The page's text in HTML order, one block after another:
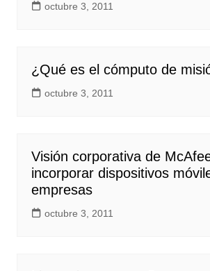
octubre 3, 2011
¿Qué es el cómputo de
octubre 3, 2011
Visión corporativa de
incorporar dispositivos
empresas
octubre 3, 2011